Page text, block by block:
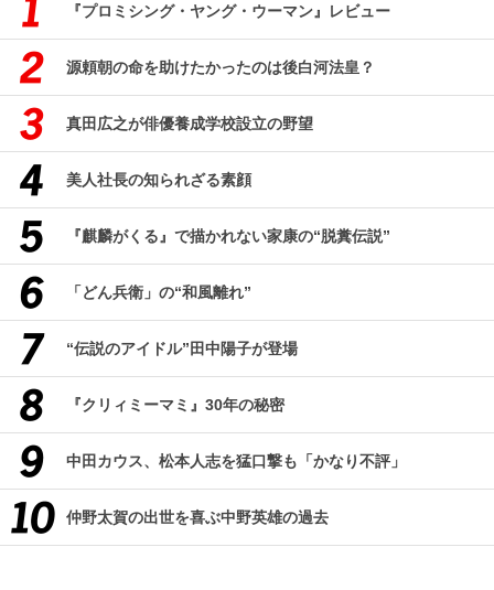
『プロミシング・ヤング・ウーマン』レビュー
源頼朝の命を助けたかったのは後白河法皇？
真田広之が俳優養成学校設立の野望
美人社長の知られざる素顔
『麒麟がくる』で描かれない家康の“脱糞伝説”
「どん兵衛」の“和風離れ”
“伝説のアイドル”田中陽子が登場
『クリィミーマミ』30年の秘密
中田カウス、松本人志を猛口撃も「かなり不評」
仲野太賀の出世を喜ぶ中野英雄の過去